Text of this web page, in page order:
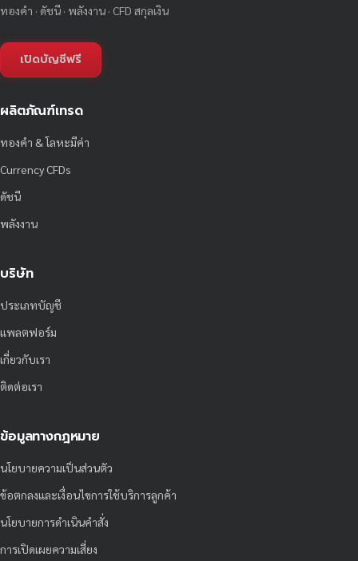
ทองคำ · ดัชนี · พลังงาน · CFD สกุลเงิน
เปิดบัญชีฟรี
ผลิตภัณฑ์เทรด
ทองคำ & โลหะมีค่า
Currency CFDs
ดัชนี
พลังงาน
บริษัท
ประเภทบัญชี
แพลตฟอร์ม
เกี่ยวกับเรา
ติดต่อเรา
ข้อมูลทางกฎหมาย
นโยบายความเป็นส่วนตัว
ข้อตกลงและเงื่อนไขการใช้บริการลูกค้า
นโยบายการดำเนินคำสั่ง
การเปิดเผยความเสี่ยง